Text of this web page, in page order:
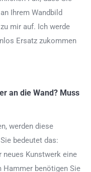
Ihrem Wandbild
mir auf. Ich werde
Ersatz zukommen
an die Wand? Muss
werden diese
bedeutet das:
neues Kunstwerk eine
Hammer benötigen Sie